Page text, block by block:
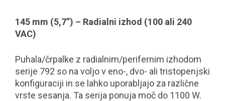
145 mm (5,7”) – Radialni izhod (100 ali 240
VAC)
Puhala/črpalke z radialnim/perifernim izhodom
serije 792 so na voljo v eno-, dvo- ali tristopenjski
konfiguraciji in se lahko uporabljajo za različne
vrste sesanja. Ta serija ponuja moč do 1100 W.